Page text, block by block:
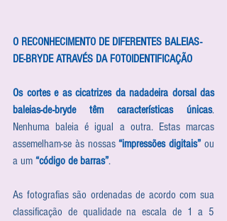
O RECONHECIMENTO DE DIFERENTES BALEIAS-
DE-BRYDE ATRAVÉS DA FOTOIDENTIFICAÇÃO
Os cortes e as cicatrizes da nadadeira dorsal das
baleias-de-bryde têm características únicas.
Nenhuma baleia é igual a outra. Estas marcas
assemelham-se às nossas “impressões digitais” ou
a um “código de barras”.
As fotografias são ordenadas de acordo com sua
classificação de qualidade na escala de 1 a 5